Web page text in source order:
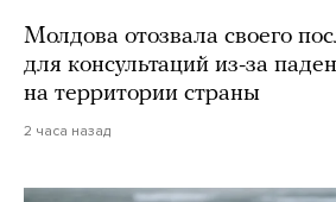
Молдова отозвала своего
для консультаций из-за
на территории страны
2 часа назад